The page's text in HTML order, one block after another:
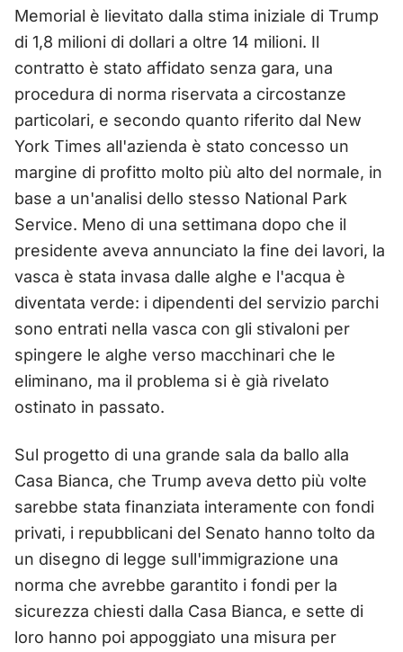
Memorial è lievitato dalla stima iniziale di Trump
di 1,8 milioni di dollari a oltre 14 milioni. Il
contratto è stato affidato senza gara, una
procedura di norma riservata a circostanze
particolari, e secondo quanto riferito dal New
York Times all'azienda è stato concesso un
margine di profitto molto più alto del normale, in
base a un'analisi dello stesso National Park
Service. Meno di una settimana dopo che il
presidente aveva annunciato la fine dei lavori, la
vasca è stata invasa dalle alghe e l'acqua è
diventata verde: i dipendenti del servizio parchi
sono entrati nella vasca con gli stivaloni per
spingere le alghe verso macchinari che le
eliminano, ma il problema si è già rivelato
ostinato in passato.
Sul progetto di una grande sala da ballo alla
Casa Bianca, che Trump aveva detto più volte
sarebbe stata finanziata interamente con fondi
privati, i repubblicani del Senato hanno tolto da
un disegno di legge sull'immigrazione una
norma che avrebbe garantito i fondi per la
sicurezza chiesti dalla Casa Bianca, e sette di
loro hanno poi appoggiato una misura per